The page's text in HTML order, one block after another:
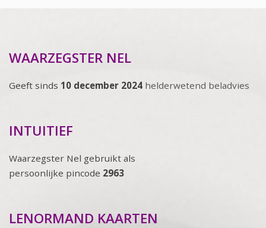
WAARZEGSTER NEL
Geeft sinds 10 december 2024 helderwetend beladvies
INTUITIEF
Waarzegster Nel gebruikt als
persoonlijke pincode 2963
LENORMAND KAARTEN